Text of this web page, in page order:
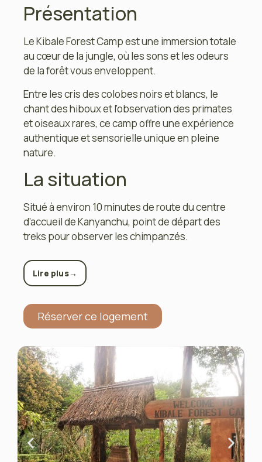
Présentation
Le Kibale Forest Camp est une immersion totale
au cœur de la jungle, où les sons et les odeurs
de la forêt vous enveloppent.
Entre les cris des colobes noirs et blancs, le
chant des hiboux et l’observation des primates
et oiseaux rares, ce camp offre une expérience
authentique et sensorielle unique en pleine
nature.
La situation
Situé à environ 10 minutes de route du centre
d’accueil de Kanyanchu, point de départ des
treks pour observer les chimpanzés.
Lire plus→
Réserver ce logement